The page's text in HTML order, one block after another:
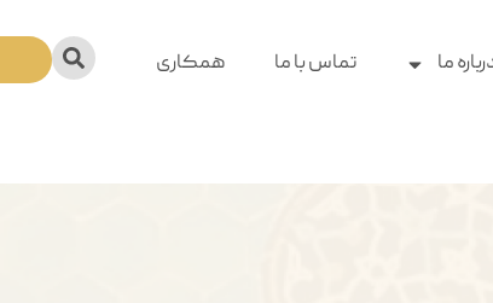
ما تماس با ما
همکاری